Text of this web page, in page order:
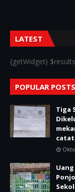
LATEST
{getWidget}
POPULAR POSTS
Tiga